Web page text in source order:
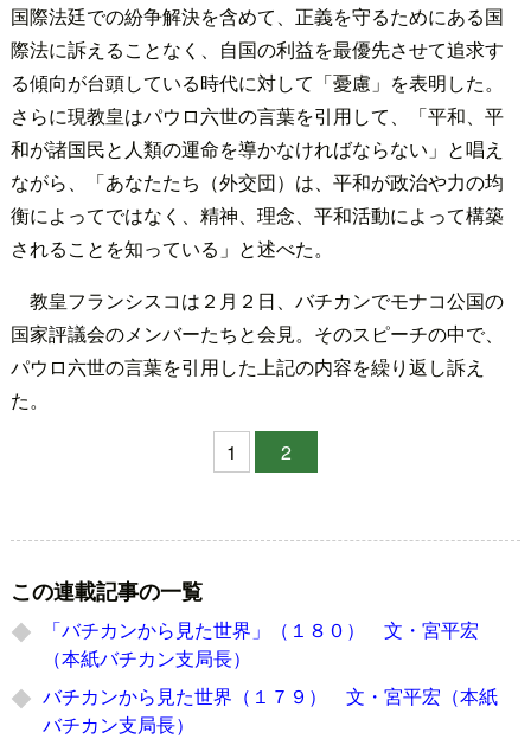
国際法廷での紛争解決を含めて、正義を守るためにある国
際法に訴えることなく、自国の利益を最優先させて追求す
る傾向が台頭している時代に対して「憂慮」を表明した。
さらに現教皇はパウロ六世の言葉を引用して、「平和、平
和が諸国民と人類の運命を導かなければならない」と唱え
ながら、「あなたたち（外交団）は、平和が政治や力の均
衡によってではなく、精神、理念、平和活動によって構築
されることを知っている」と述べた。
教皇フランシスコは２月２日、バチカンでモナコ公国の
国家評議会のメンバーたちと会見。そのスピーチの中で、
パウロ六世の言葉を引用した上記の内容を繰り返し訴え
た。
1
2
この連載記事の一覧
「バチカンから見た世界」（１８０） 文・宮平宏
（本紙バチカン支局長）
バチカンから見た世界（１７９） 文・宮平宏（本紙
バチカン支局長）